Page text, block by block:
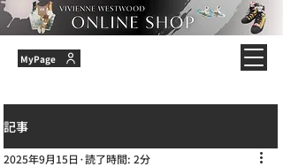
MyPage
記事
2025年9月15日 読了時間: 2分